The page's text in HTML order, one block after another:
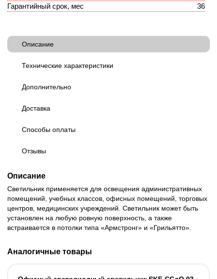
Гарантийный срок, мес
36
Описание
Технические характеристики
Дополнительно
Доставка
Способы оплаты
Отзывы
Описание
Светильник применяется для освещения административных
помещений, учебных классов, офисных помещений, торговых
центров, медицинских учреждений. Светильник может быть
установлен на любую ровную поверхность, а также
встраивается в потолки типа «Армстронг» и «Грильятто».
Аналогичные товары